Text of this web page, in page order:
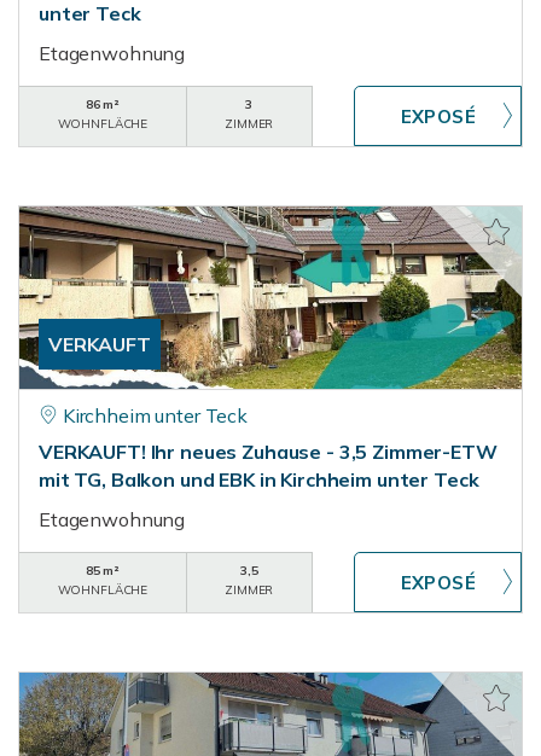
unter Teck
Etagenwohnung
86 m²
WOHNFLÄCHE
3
ZIMMER
VERKAUFT
Kirchheim unter Teck
VERKAUFT! Ihr neues Zuhause - 3,5 Zimmer-ETW
mit TG, Balkon und EBK in Kirchheim unter Teck
Etagenwohnung
85 m²
WOHNFLÄCHE
3,5
ZIMMER